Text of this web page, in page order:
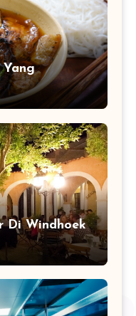
Di Windhoek